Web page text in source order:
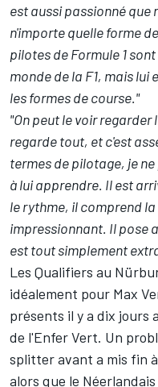
est aussi passionné que
n'importe quelle forme
pilotes de Formule 1
monde de la F1, mais
les formes de course."
"On peut le voir regarder
regarde tout, et c'est
termes de pilotage, je
à lui apprendre. Il est
le rythme, il comprend
impressionnant. Il pose
est tout simplement
Les Qualifiers au
idéalement pour Max
présents il y a dix jours
de l'Enfer Vert. Un
splitter avant a mis fin
alors que le